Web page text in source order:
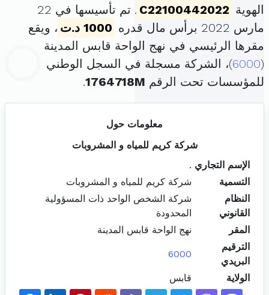
الهوية C22100442022
. تم تأسيسها في 22
مارس 2022 برأس مال قدره
1000 د.ت
، ويقع
مقرها الرئيسي في نهج الواحة قابس المدينة
(
6000)، الشركة مسجلة في السجل الوطني
للمؤسسات تحت الرقم 1764718M
.
معلومات حول
شركة كريم للمياه و المشروبات
الإسم التجاري .
التسمية
شركة كريم للمياه و المشروبات
النظام
القانوني
شركة الشخص الواحد ذات المسؤولية
المحدودة
المقر
نهج الواحة قابس المدينة
الترقيم
البريدي
6000
الولاية قابس